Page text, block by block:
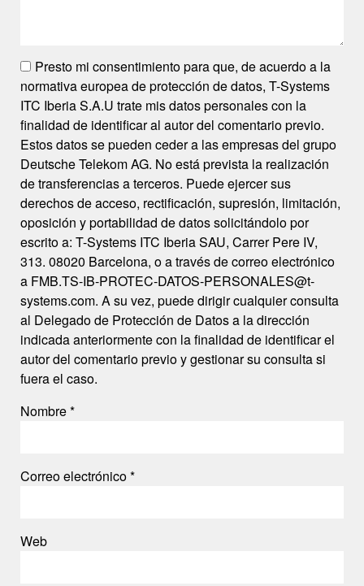
Presto mi consentimiento para que, de acuerdo a la
normativa europea de protección de datos, T-Systems
ITC Iberia S.A.U trate mis datos personales con la
finalidad de identificar al autor del comentario previo.
Estos datos se pueden ceder a las empresas del grupo
Deutsche Telekom AG. No está prevista la realización
de transferencias a terceros. Puede ejercer sus
derechos de acceso, rectificación, supresión, limitación,
oposición y portabilidad de datos solicitándolo por
escrito a: T-Systems ITC Iberia SAU, Carrer Pere IV,
313. 08020 Barcelona, o a través de correo electrónico
a FMB.TS-IB-PROTEC-DATOS-PERSONALES@t-
systems.com. A su vez, puede dirigir cualquier consulta
al Delegado de Protección de Datos a la dirección
indicada anteriormente con la finalidad de identificar el
autor del comentario previo y gestionar su consulta si
fuera el caso.
Nombre*
Correo electrónico*
Web